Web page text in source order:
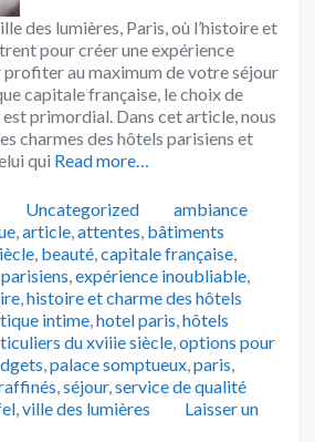
des lumières, Paris, où l’histoire et
pour créer une expérience
au maximum de votre séjour
capitale française, le choix de
primordial. Dans cet article, nous
charmes des hôtels parisiens et
qui Read more…
Catégories
Uncategorized Tags
ambiance
,article,attentes, bâtiments
, beauté,capitale française,
,expérience inoubliable,
,histoire et charme des hôtels
intime,hotel paris,hôtels
du xviiie siècle,options pour
,palace somptueux,paris,
,séjour,service de qualité
,ville des lumières
Laisser un